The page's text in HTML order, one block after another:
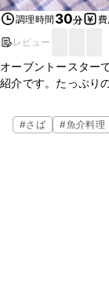
調理時間 30分
レビュー
オーブントースター
紹介です。たっぷり
として美味しいです
てもオススメです。
#さば #魚介料理